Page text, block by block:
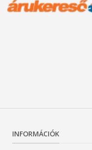
INFORMÁCIÓK